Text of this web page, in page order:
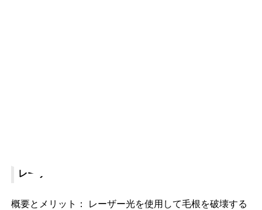
レーザー脱毛
概要とメリット： レーザー光を使用して毛根を破壊する